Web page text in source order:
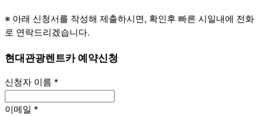
※ 아래 신청서를 작성해 제출하시면, 확인후 빠른 시일내에 전화
로 연락드리겠습니다.
현대관광렌트카 예약신청
신청자 이름 *
이메일 *